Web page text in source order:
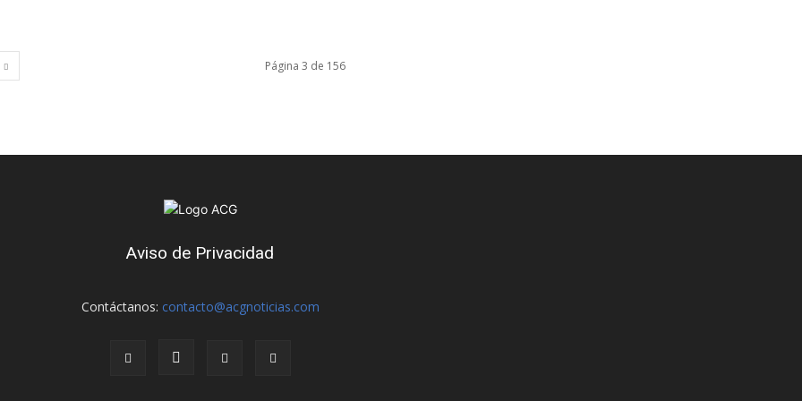
Página 3 de 156
Aviso de Privacidad
Contáctanos: contacto@acgnoticias.com